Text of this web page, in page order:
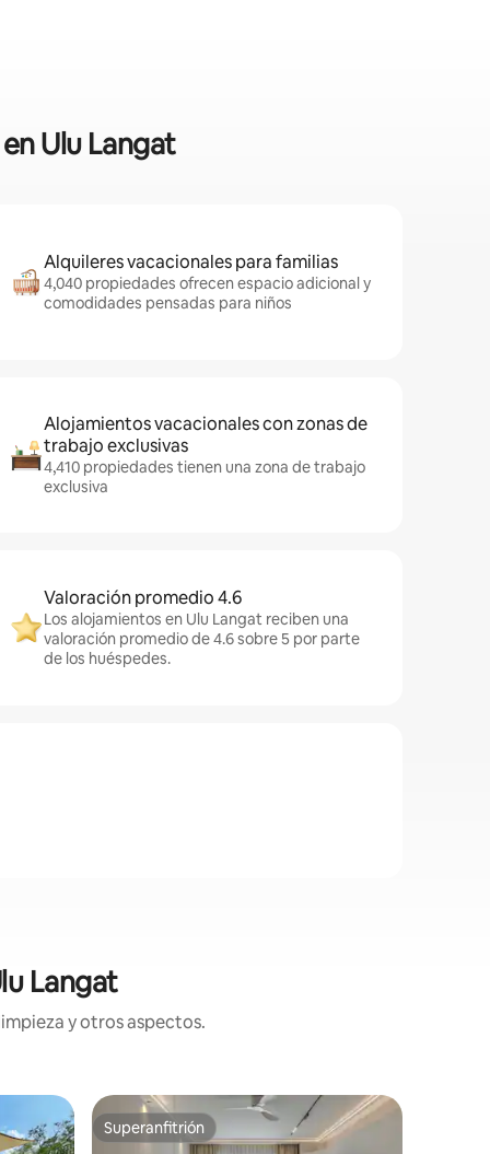
Ulu Langat
Alquileres vacacionales para familias
4,040 propiedades ofrecen espacio adicional y
comodidades pensadas para niños
Alojamientos vacacionales con zonas de
trabajo exclusivas
4,410 propiedades tienen una zona de trabajo
exclusiva
Valoración promedio 4.6
Los alojamientos en Ulu Langat reciben una
valoración promedio de 4.6 sobre 5 por parte
de los huéspedes.
Langat
y otros aspectos.
Superanfitrión
Superanfitrión